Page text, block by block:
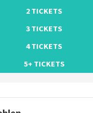
2 TICKETS
3 TICKETS
4 TICKETS
5+ TICKETS